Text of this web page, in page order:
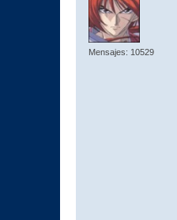
Mensajes: 10529